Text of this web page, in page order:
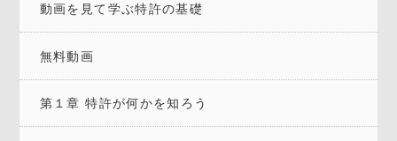
動画を見て学ぶ特許の基礎
無料動画
第１章 特許が何かを知ろう